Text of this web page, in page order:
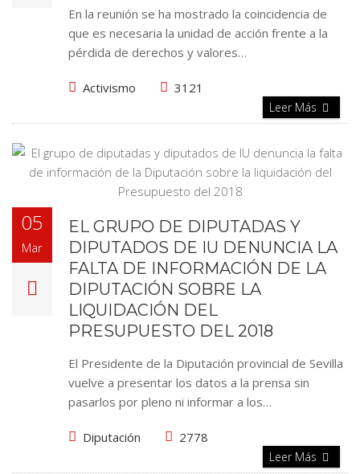
En la reunión se ha mostrado la coincidencia de
que es necesaria la unidad de acción frente a la
pérdida de derechos y valores…
Activismo 3121
Leer Más
05
Mar
EL GRUPO DE DIPUTADAS Y
DIPUTADOS DE IU DENUNCIA LA
FALTA DE INFORMACIÓN DE LA
DIPUTACIÓN SOBRE LA
LIQUIDACIÓN DEL
PRESUPUESTO DEL 2018
El Presidente de la Diputación provincial de Sevilla
vuelve a presentar los datos a la prensa sin
pasarlos por pleno ni informar a los…
Diputación 2778
Leer Más